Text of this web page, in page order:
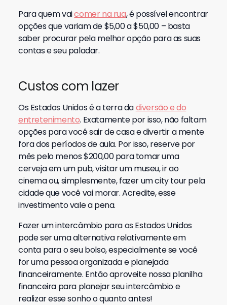
Para quem vaicomer na rua, é possível encontrar
opções que variam de $5,00 a $50,00 – basta
saber procurar pela melhor opção para as suas
contas e seu paladar.
Custos com lazer
Os Estados Unidos é a terra dadiversão e do
entretenimento. Exatamente por isso, não faltam
opções para você sair de casa e divertir a mente
fora dos períodos de aula. Por isso, reserve por
mês pelo menos $200,00 para tomar uma
cerveja em um pub, visitar um museu, ir ao
cinema ou, simplesmente, fazer um city tour pela
cidade que você vai morar. Acredite, esse
investimento vale a pena.
Fazer um intercâmbio para os Estados Unidos
pode ser uma alternativa relativamente em
conta para o seu bolso, especialmente se você
for uma pessoa organizada e planejada
financeiramente. Então aproveite nossa planilha
financeira para planejar seu intercâmbio e
realizar esse sonho o quanto antes!